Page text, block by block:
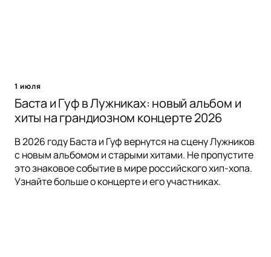
1 июля
Баста и Гуф в Лужниках: новый альбом и
хиты на грандиозном концерте 2026
В 2026 году Баста и Гуф вернутся на сцену Лужников
с новым альбомом и старыми хитами. Не пропустите
это знаковое событие в мире российского хип-хопа.
Узнайте больше о концерте и его участниках.